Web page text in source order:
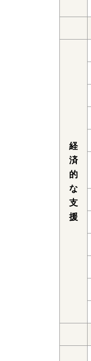
経
済
的
な
支
援